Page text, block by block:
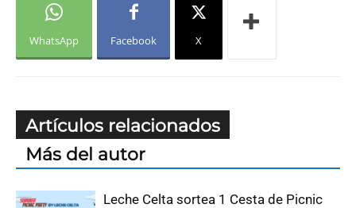
WhatsApp Facebook X
Artículos relacionados
Más del autor
Leche Celta sortea 1 Cesta de Picnic